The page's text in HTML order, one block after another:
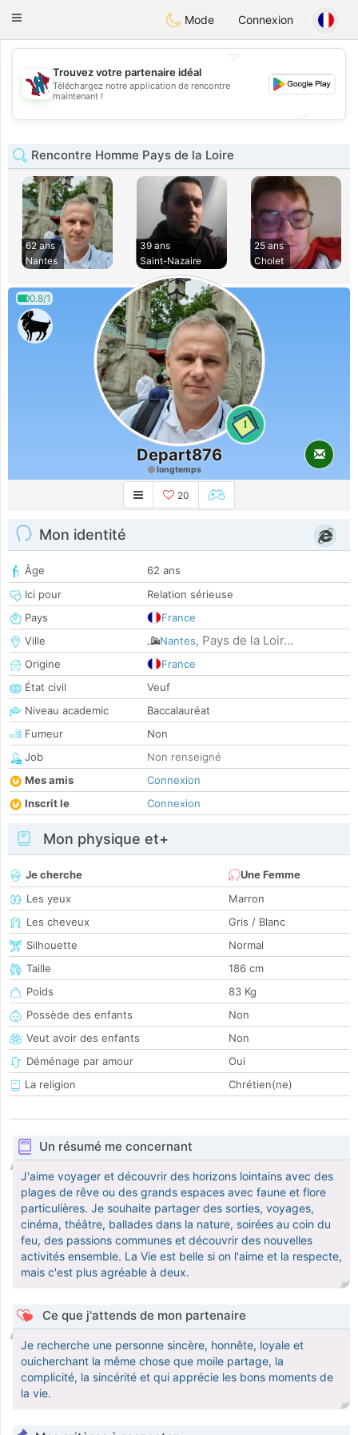
Taimerais
Toggle
Mode Connexion
💖
💕
Trouvez votre partenaire idéal
Téléchargez notre application de rencontre
maintenant !
Rencontre Homme Pays de la Loire
62 ans
Nantes
39 ans
Saint-Nazaire
25 ans
Cholet
0.8/1
1
Depart876
longtemps
20
Mon identité
Âge
62 ans
Ici pour
Relation sérieuse
Pays
France
Ville
Nantes, Pays de la Loir...
Origine
France
État civil
Veuf
Niveau academic
Baccalauréat
Fumeur
Non
Job
Non renseigné
Mes amis
Connexion
Inscrit le
Connexion
Mon physique et+
Je cherche
Une Femme
Les yeux
Marron
Les cheveux
Gris / Blanc
Silhouette
Normal
Taille
186 cm
Poids
83 Kg
Possède des enfants
Non
Veut avoir des enfants
Non
Déménage par amour
Oui
La religion
Chrétien(ne)
Un résumé me concernant
J'aime voyager et découvrir des horizons lointains avec des
plages de rêve ou des grands espaces avec faune et flore
particulières. Je souhaite partager des sorties, voyages,
cinéma, théâtre, ballades dans la nature, soirées au coin du
feu, des passions communes et découvrir des nouvelles
activités ensemble. La Vie est belle si on l'aime et la respecte,
mais c'est plus agréable à deux.
Ce que j'attends de mon partenaire
Je recherche une personne sincère, honnête, loyale et
ouicherchant la même chose que moile partage, la
complicité, la sincérité et qui apprécie les bons moments de
la vie.